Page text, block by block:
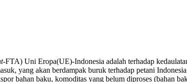
FTA) Uni Eropa(UE)-Indonesia adalah terhadap
yang akan berdampak buruk terhadap petani
bahan baku, komoditas yang belum diproses (bahan